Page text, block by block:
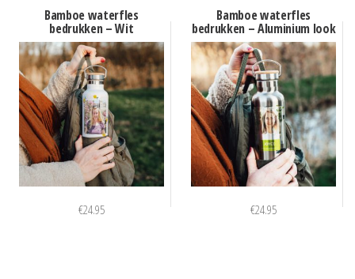
Bamboe waterfles
bedrukken – Wit
€24.95
Bamboe waterfles
bedrukken – Aluminium look
€24.95